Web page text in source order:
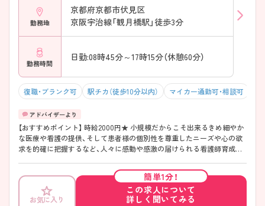
勤務地
京都府京都市伏見区
京阪宇治線「観月橋駅」徒歩3分
勤務時間
日勤:08時45分～17時15分（休憩60分）
復職・ブランク可 駅チカ（徒歩10分以内） マイカー通勤可・相談可
【おすすめポイント】 時給2000円★ 小規模だからこそ出来るきめ細やか
な医療や看護の提供、そして患者様の個別性を尊重したニーズや心の欲
求を的確に把握するなど、人々に感動や感激の届けられる看護師育成に
子育て中の方にも働きやすい環境ですよ！ 詳しくはアドバイザーにお問
い合わせください。
お気に入り
簡単1分！
この求人について
詳しく聞いてみる